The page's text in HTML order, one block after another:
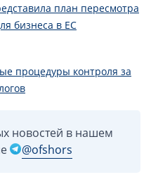
план пересмотра
бизнеса в ЕС
процедуры контроля за
новостей в нашем
@ofshors